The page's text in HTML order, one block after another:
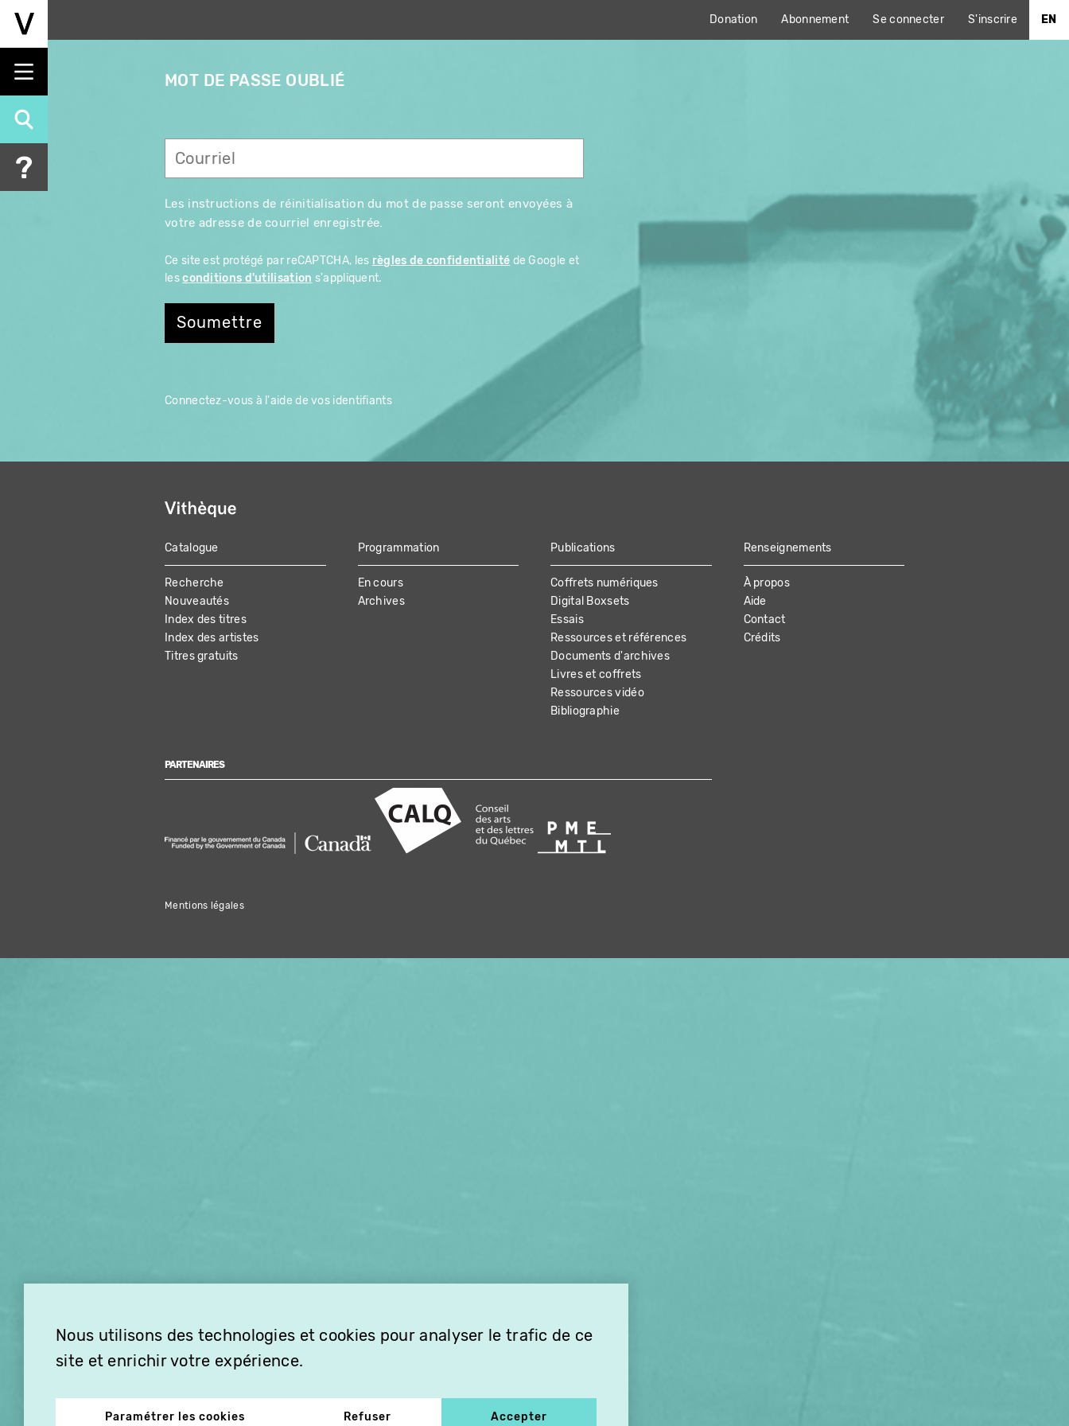
Aller
contenu
principal
Donation Abonnement Se connecter S'inscrire EN
MOT DE PASSE OUBLIÉ
Les instructions de réinitialisation du mot de passe seront envoyées à
votre adresse de courriel enregistrée.
Ce site est protégé par reCAPTCHA, les règles de confidentialité de Google et
lesconditions d'utilisation s'appliquent.
Connectez-vous à l'aide de vos identifiants
MAIN
NAVIGATION
Catalogue
Recherche
Nouveautés
Index des titres
Index des artistes
Titres gratuits
Programmation
En cours
Archives
Publications
Coffrets numériques
Digital Boxsets
Essais
Ressources et références
Documents d'archives
Livres et coffrets
Ressources vidéo
Bibliographie
Renseignements
À propos
Aide
Contact
Crédits
PARTENAIRES
Mentions légales
Nous utilisons des technologies et cookies pour analyser le trafic de ce
site et enrichir votre expérience.
Paramétrer les cookies Refuser Accepter